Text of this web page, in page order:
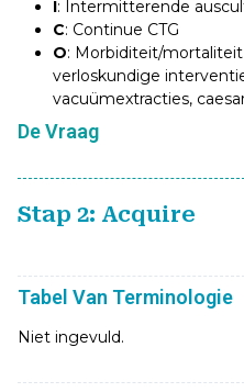
I: Intermitterende
C: Continue CTG
O: Morbiditeit/
verloskundige
vacuümextracties,
De Vraag
Stap 2: Acquire
Tabel Van Terminologie
Niet ingevuld.